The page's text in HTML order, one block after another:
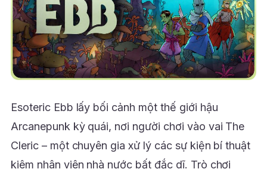
Esoteric Ebb lấy bối cảnh một thế giới hậu
Arcanepunk kỳ quái, nơi người chơi vào vai The
Cleric – một chuyên gia xử lý các sự kiện bí thuật
kiêm nhân viên nhà nước bất đắc dĩ. Trò chơi